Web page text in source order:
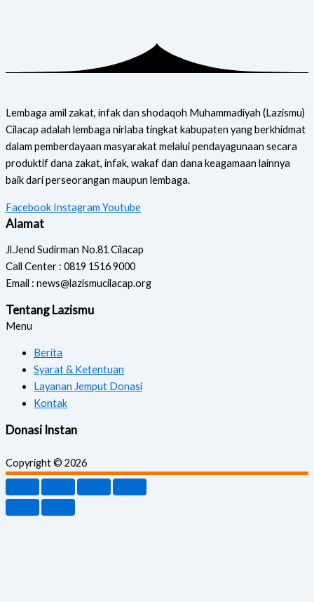
Lembaga amil zakat, infak dan shodaqoh Muhammadiyah (Lazismu)
Cilacap adalah lembaga nirlaba tingkat kabupaten yang berkhidmat
dalam pemberdayaan masyarakat melalui pendayagunaan secara
produktif dana zakat, infak, wakaf dan dana keagamaan lainnya
baik dari perseorangan maupun lembaga.
Facebook Instagram Youtube
Alamat
Jl.Jend Sudirman No.81 Cilacap
Call Center : 0819 1516 9000
Email : news@lazismucilacap.org
Tentang Lazismu
Menu
Berita
Syarat & Ketentuan
Layanan Jemput Donasi
Kontak
Donasi Instan
Copyright © 2026